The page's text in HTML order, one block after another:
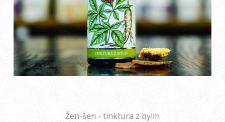
Žen-šen - tinktura z bylin